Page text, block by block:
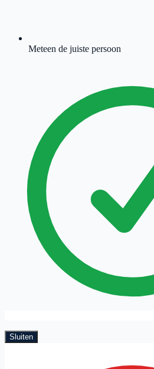
Meteen de juiste persoon
Sluiten